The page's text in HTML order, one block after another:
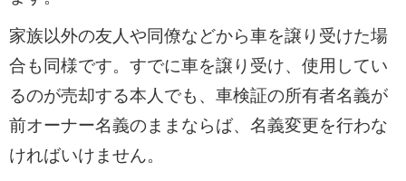
家族以外の友人や同僚などから車を譲り受けた場
合も同様です。すでに車を譲り受け、使用してい
るのが売却する本人でも、車検証の所有者名義が
前オーナー名義のままならば、名義変更を行わな
ければいけません。